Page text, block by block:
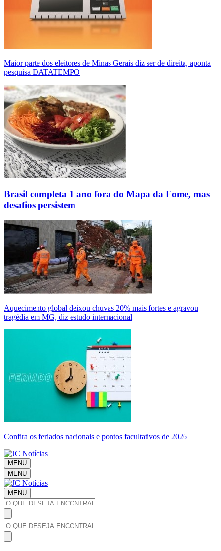
Maior parte dos eleitores de Minas Gerais diz ser de direita, aponta
pesquisa DATATEMPO
Brasil completa 1 ano fora do Mapa da Fome, mas
desafios persistem
Aquecimento global deixou chuvas 20% mais fortes e agravou
tragédia em MG, diz estudo internacional
Confira os feriados nacionais e pontos facultativos de 2026
MENU
MENU
MENU